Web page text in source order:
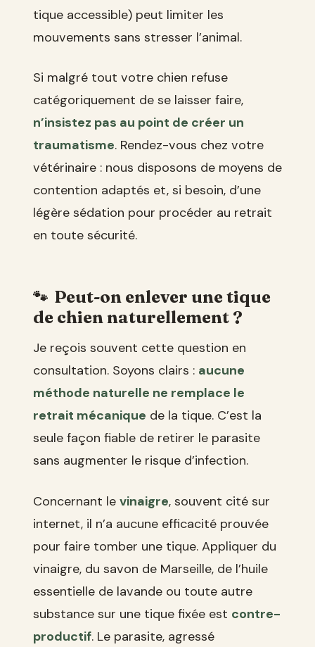
tique accessible) peut limiter les
mouvements sans stresser l’animal.
Si malgré tout votre chien refuse
catégoriquement de se laisser faire,
n’insistez pas au point de créer un
traumatisme. Rendez-vous chez votre
vétérinaire : nous disposons de moyens de
contention adaptés et, si besoin, d’une
légère sédation pour procéder au retrait
en toute sécurité.
Peut-on enlever une tique
de chien naturellement ?
Je reçois souvent cette question en
consultation. Soyons clairs : aucune
méthode naturelle ne remplace le
retrait mécanique de la tique. C’est la
seule façon fiable de retirer le parasite
sans augmenter le risque d’infection.
Concernant le vinaigre, souvent cité sur
internet, il n’a aucune efficacité prouvée
pour faire tomber une tique. Appliquer du
vinaigre, du savon de Marseille, de l’huile
essentielle de lavande ou toute autre
substance sur une tique fixée est contre-
productif. Le parasite, agressé